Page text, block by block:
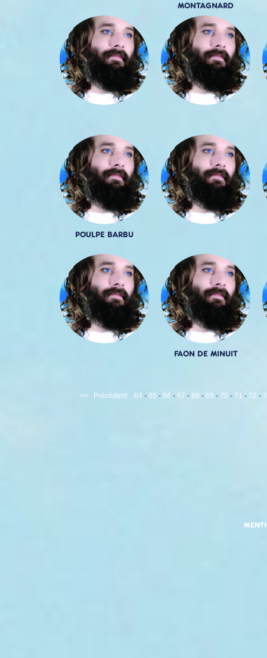
MONTAGNARD
POULPE BARBU
FAON DE MINUIT
<< Précédent 64 - 65 - 66 - 67 - 68 - 69 - 70 - 71 - 72 -